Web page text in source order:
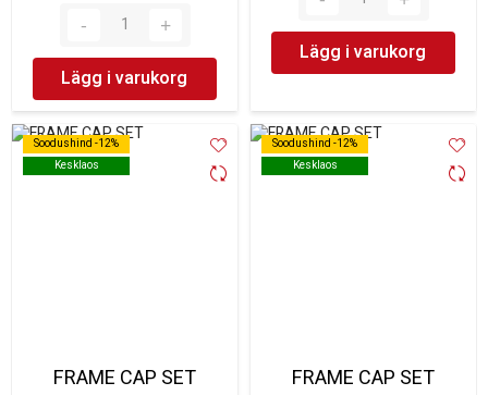
Lägg i varukorg
Lägg i varukorg
Soodushind -12%
Kesklaos
Soodushind -12%
Kesklaos
FRAME CAP SET
Soodushind -12%
Kesklaos
Soodushind -12%
Kesklaos
FRAME CAP SET